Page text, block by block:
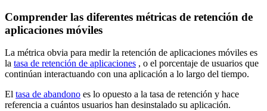
Comprender las diferentes métricas de retención de
aplicaciones móviles
La métrica obvia para medir la retención de aplicaciones móviles es
la tasa de retención de aplicaciones , o el porcentaje de usuarios que
continúan interactuando con una aplicación a lo largo del tiempo.
El tasa de abandono es lo opuesto a la tasa de retención y hace
referencia a cuántos usuarios han desinstalado su aplicación.